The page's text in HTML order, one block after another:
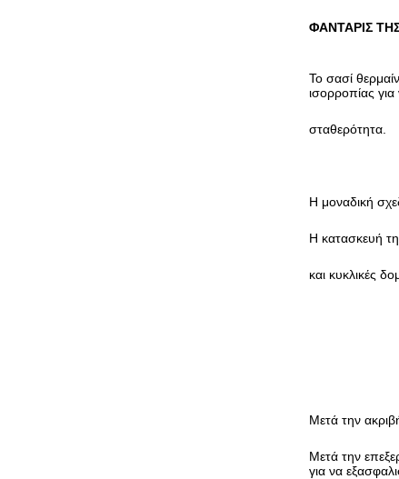
ΦΑΝΤΑΡΙΣ
Το σασί
ισορροπίας
σταθερότητα.
Η μοναδική
Η κατασκευή
και κυκλικές
Μετά την
Μετά την
για να